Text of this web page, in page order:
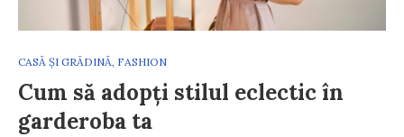
CASĂ ȘI GRĂDINĂ, FASHION
Cum să adopți stilul eclectic în
garderoba ta